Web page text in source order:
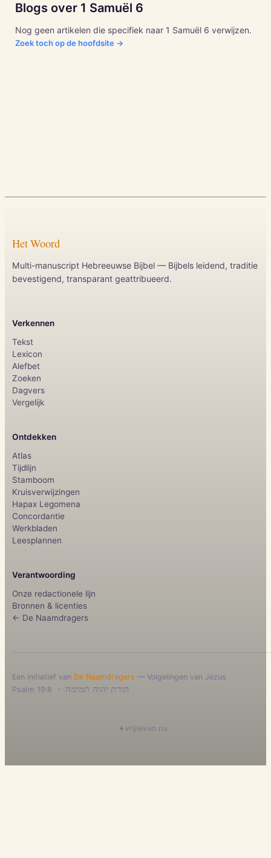
Blogs over 1 Samuël 6
Nog geen artikelen die specifiek naar 1 Samuël 6 verwijzen.
Zoek toch op de hoofdsite →
Het Woord
Multi-manuscript Hebreeuwse Bijbel — Bijbels leidend, traditie
bevestigend, transparant geattribueerd.
Verkennen
Tekst
Lexicon
Alefbet
Zoeken
Dagvers
Vergelijk
Ontdekken
Atlas
Tijdlijn
Stamboom
Kruisverwijzingen
Hapax Legomena
Concordantie
Werkbladen
Leesplannen
Verantwoording
Onze redactionele lijn
Bronnen & licenties
← De Naamdragers
Een initiatief van De Naamdragers — Volgelingen van Jezus
תורת יהוה תמימה ·
Psalm 19:8
vrijleven.nu